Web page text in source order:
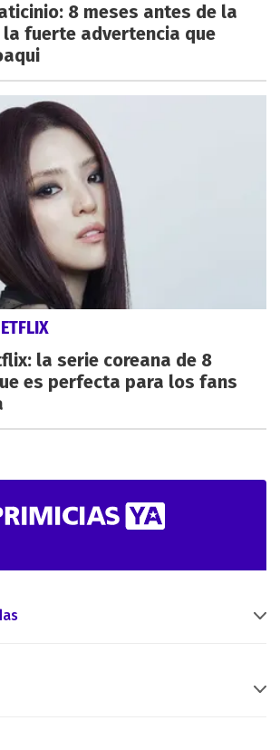
8 meses antes de la
fuerte advertencia que
la serie coreana de 8
es perfecta para los fans